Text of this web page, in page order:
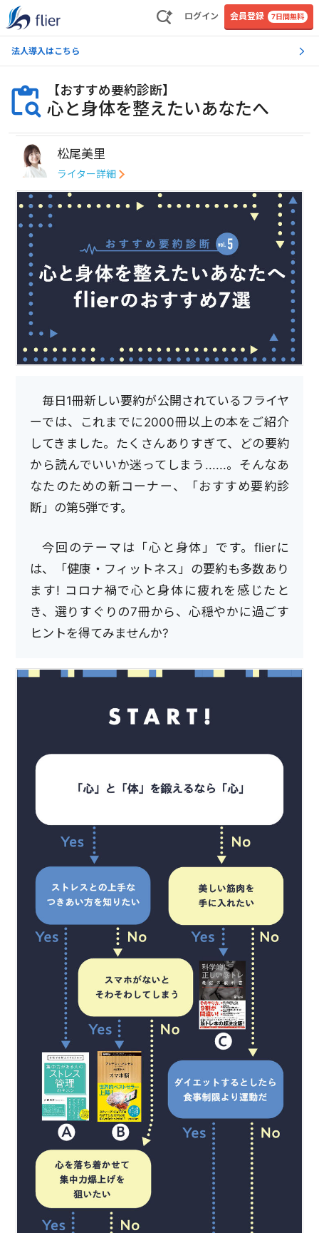
ログイン 会員登録 7日間無料
法人導入はこちら
【おすすめ要約診断】
心と身体を整えたいあなたへ
松尾美里
ライター詳細
毎日1冊新しい要約が公開されているフライヤ
ーでは、これまでに2000冊以上の本をご紹介
してきました。たくさんありすぎて、どの要約
から読んでいいか迷ってしまう......。そんなあ
なたのための新コーナー、「おすすめ要約診
断」の第5弾です。
今回のテーマは「心と身体」です。flierに
は、「健康・フィットネス」の要約も多数あり
ます! コロナ禍で心と身体に疲れを感じたと
き、選りすぐりの7冊から、心穏やかに過ごす
ヒントを得てみませんか?